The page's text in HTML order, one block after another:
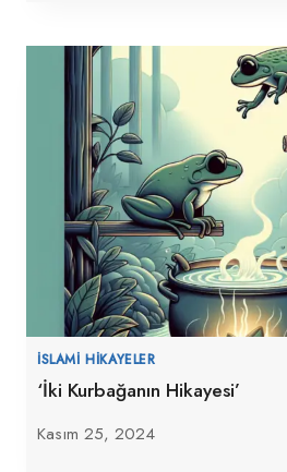
İSLAMI HIKAYELER
‘İki Kurbağanın Hikayesi’
Kasım 25, 2024